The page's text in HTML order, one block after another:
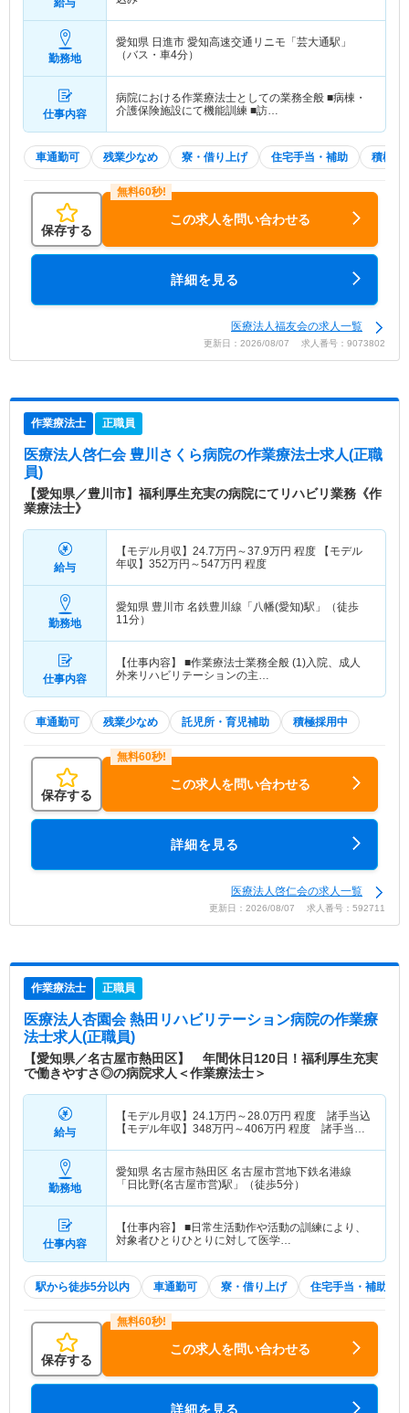
給与
勤務地
愛知県 日進市 愛知高速交通リニモ「芸大通駅」
（バス・車4分）
仕事内容
病院における作業療法士としての業務全般 ■病棟・
介護保険施設にて機能訓練 ■訪…
車通勤可 残業少なめ 寮・借り上げ 住宅手当・補助 積極採
保存する
この求人を問い合わせる
詳細を見る
医療法人福友会の求人一覧
更新日：2026/08/07 求人番号：9073802
作業療法士 正職員
医療法人啓仁会 豊川さくら病院の作業療法士求人(正職
員)
【愛知県／豊川市】福利厚生充実の病院にてリハビリ業務《作
業療法士》
給与
【モデル月収】 24.7万円～37.9万円 程度 【モデル
年収】 352万円～547万円 程度
勤務地
愛知県 豊川市 名鉄豊川線「八幡(愛知)駅」（徒歩
11分）
仕事内容
【仕事内容】 ■作業療法士業務全般 (1)入院、成人
外来リハビリテーションの主…
車通勤可 残業少なめ 託児所・育児補助 積極採用中
保存する
この求人を問い合わせる
詳細を見る
医療法人啓仁会の求人一覧
更新日：2026/08/07 求人番号：592711
作業療法士 正職員
医療法人杏園会 熱田リハビリテーション病院の作業療
法士求人(正職員)
【愛知県／名古屋市熱田区】 年間休日120日！福利厚生充実
で働きやすさ◎の病院求人＜作業療法士＞
給与
【モデル月収】 24.1万円～28.0万円 程度 諸手当込
【モデル年収】 348万円～406万円 程度 諸手当・
勤務地
愛知県 名古屋市熱田区 名古屋市営地下鉄名港線
「日比野(名古屋市営)駅」（徒歩5分）
仕事内容
【仕事内容】 ■日常生活動作や活動の訓練により、
対象者ひとりひとりに対して医学…
駅から徒歩5分以内 車通勤可 寮・借り上げ 住宅手当・補助
保存する
この求人を問い合わせる
詳細を見る